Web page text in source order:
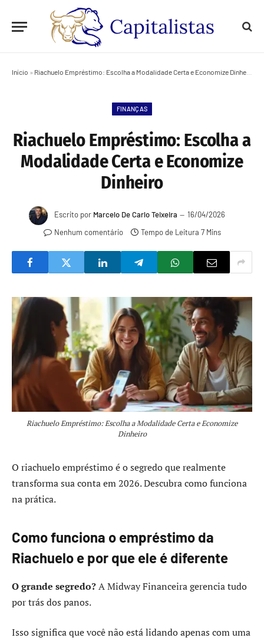
Início » Riachuelo Empréstimo: Escolha a Modalidade Certa e Economize Dinheiro
FINANÇAS
Riachuelo Empréstimo: Escolha a
Modalidade Certa e Economize
Dinheiro
Escrito por Marcelo De Carlo Teixeira
16/04/2026
Nenhum comentário
Tempo de Leitura 7 Mins
Riachuelo Empréstimo: Escolha a Modalidade Certa e Economize
Dinheiro
O riachuelo empréstimo é o segredo que realmente
transforma sua conta em 2026. Descubra como funciona
na prática.
Como funciona o empréstimo da
Riachuelo e por que ele é diferente
O grande segredo?A Midway Financeira gerencia tudo
por trás dos panos.
Isso significa que você não está lidando apenas com uma